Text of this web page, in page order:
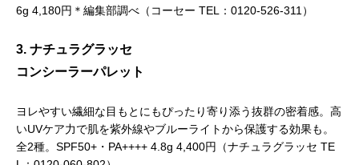
6g 4,180円＊編集部調べ（コーセー TEL：0120-526-311）
3. ナチュラグラッセ
コンシーラーパレット
ヨレやすい繊細な目もとにもぴったり寄り添う抜群の密着感。高
いUVケア力で肌を紫外線やブルーライトから保護する効果も。
全2種。SPF50+・PA++++ 4.8g 4,400円（ナチュラグラッセ TE